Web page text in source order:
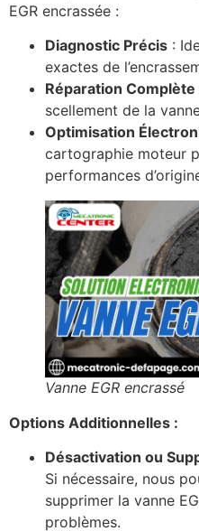
EGR encrassée :
Diagnostic Précis :
exactes de
Réparation Complète
scellement de la
Optimisation
cartographie moteur
performances
Vanne EGR encrassé
Options Additionnelles :
Désactivation ou
Si nécessaire, nous
supprimer la vanne
problèmes.